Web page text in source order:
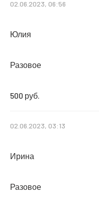
02.06.2023, 06:56
Юлия
Разовое
500 руб.
02.06.2023, 03:13
Ирина
Разовое